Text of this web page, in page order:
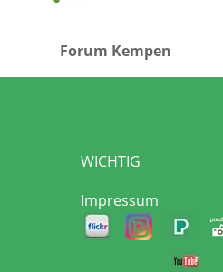
Forum Kempen
WICHTIG
Impressum